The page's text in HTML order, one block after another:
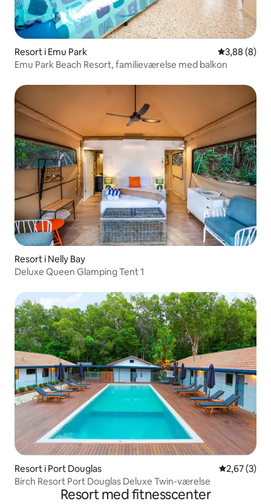
Resort i Emu Park 3,88 ud af 5
3,88 (8)
Emu Park Beach Resort, familieværelse med balkon
Resort i Nelly Bay
Deluxe Queen Glamping Tent 1
Resort i Port Douglas 2,67 ud af
2,67 (3)
Birch Resort Port Douglas Deluxe Twin-værelse
Resort med fitnesscenter